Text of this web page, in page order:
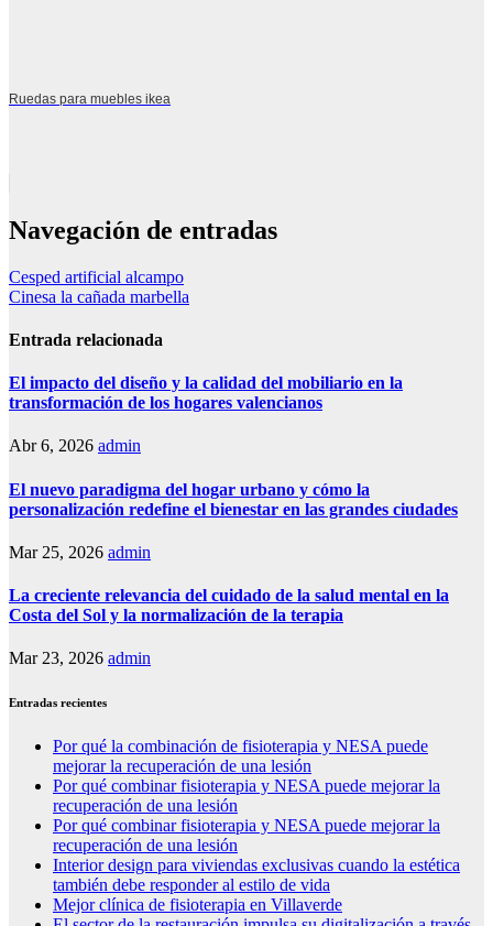
Ruedas para muebles ikea
Navegación de entradas
Cesped artificial alcampo
Cinesa la cañada marbella
Entrada relacionada
El impacto del diseño y la calidad del mobiliario en la
transformación de los hogares valencianos
Abr 6, 2026 admin
El nuevo paradigma del hogar urbano y cómo la
personalización redefine el bienestar en las grandes ciudades
Mar 25, 2026 admin
La creciente relevancia del cuidado de la salud mental en la
Costa del Sol y la normalización de la terapia
Mar 23, 2026 admin
Entradas recientes
Por qué la combinación de fisioterapia y NESA puede
mejorar la recuperación de una lesión
Por qué combinar fisioterapia y NESA puede mejorar la
recuperación de una lesión
Por qué combinar fisioterapia y NESA puede mejorar la
recuperación de una lesión
Interior design para viviendas exclusivas cuando la estética
también debe responder al estilo de vida
Mejor clínica de fisioterapia en Villaverde